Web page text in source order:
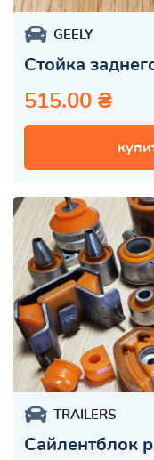
GEELY
Стойка
515.00 ₴
TRAILERS
Сайлентблок